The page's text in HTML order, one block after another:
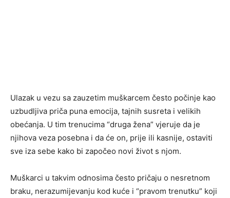
Ulazak u vezu sa zauzetim muškarcem često počinje kao
uzbudljiva priča puna emocija, tajnih susreta i velikih
obećanja. U tim trenucima “druga žena” vjeruje da je
njihova veza posebna i da će on, prije ili kasnije, ostaviti
sve iza sebe kako bi započeo novi život s njom.
Muškarci u takvim odnosima često pričaju o nesretnom
braku, nerazumijevanju kod kuće i “pravom trenutku” koji